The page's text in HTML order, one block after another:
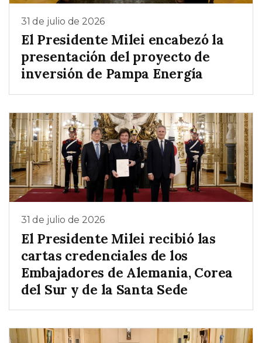
31 de julio de 2026
El Presidente Milei encabezó la
presentación del proyecto de
inversión de Pampa Energía
31 de julio de 2026
El Presidente Milei recibió las
cartas credenciales de los
Embajadores de Alemania, Corea
del Sur y de la Santa Sede